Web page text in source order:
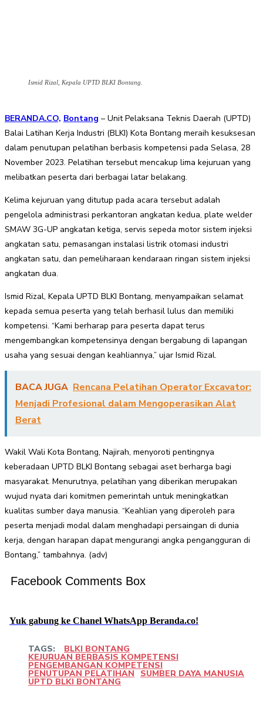
Ismid Rizal, Kepala UPTD BLKI Bontang.
BERANDA.CO, Bontang – Unit Pelaksana Teknis Daerah (UPTD)
Balai Latihan Kerja Industri (BLKI) Kota Bontang meraih kesuksesan
dalam penutupan pelatihan berbasis kompetensi pada Selasa, 28
November 2023. Pelatihan tersebut mencakup lima kejuruan yang
melibatkan peserta dari berbagai latar belakang.
Kelima kejuruan yang ditutup pada acara tersebut adalah
pengelola administrasi perkantoran angkatan kedua, plate welder
SMAW 3G-UP angkatan ketiga, servis sepeda motor sistem injeksi
angkatan satu, pemasangan instalasi listrik otomasi industri
angkatan satu, dan pemeliharaan kendaraan ringan sistem injeksi
angkatan dua.
Ismid Rizal, Kepala UPTD BLKI Bontang, menyampaikan selamat
kepada semua peserta yang telah berhasil lulus dan memiliki
kompetensi. “Kami berharap para peserta dapat terus
mengembangkan kompetensinya dengan bergabung di lapangan
usaha yang sesuai dengan keahliannya,” ujar Ismid Rizal.
BACA JUGA Rencana Pelatihan Operator Excavator:
Menjadi Profesional dalam Mengoperasikan Alat
Berat
Wakil Wali Kota Bontang, Najirah, menyoroti pentingnya
keberadaan UPTD BLKI Bontang sebagai aset berharga bagi
masyarakat. Menurutnya, pelatihan yang diberikan merupakan
wujud nyata dari komitmen pemerintah untuk meningkatkan
kualitas sumber daya manusia. “Keahlian yang diperoleh para
peserta menjadi modal dalam menghadapi persaingan di dunia
kerja, dengan harapan dapat mengurangi angka pengangguran di
Bontang,” tambahnya. (adv)
Facebook Comments Box
Yuk gabung ke Chanel WhatsApp Beranda.co!
TAGS: BLKI BONTANG
KEJURUAN BERBASIS KOMPETENSI
PENGEMBANGAN KOMPETENSI
PENUTUPAN PELATIHAN SUMBER DAYA MANUSIA
UPTD BLKI BONTANG